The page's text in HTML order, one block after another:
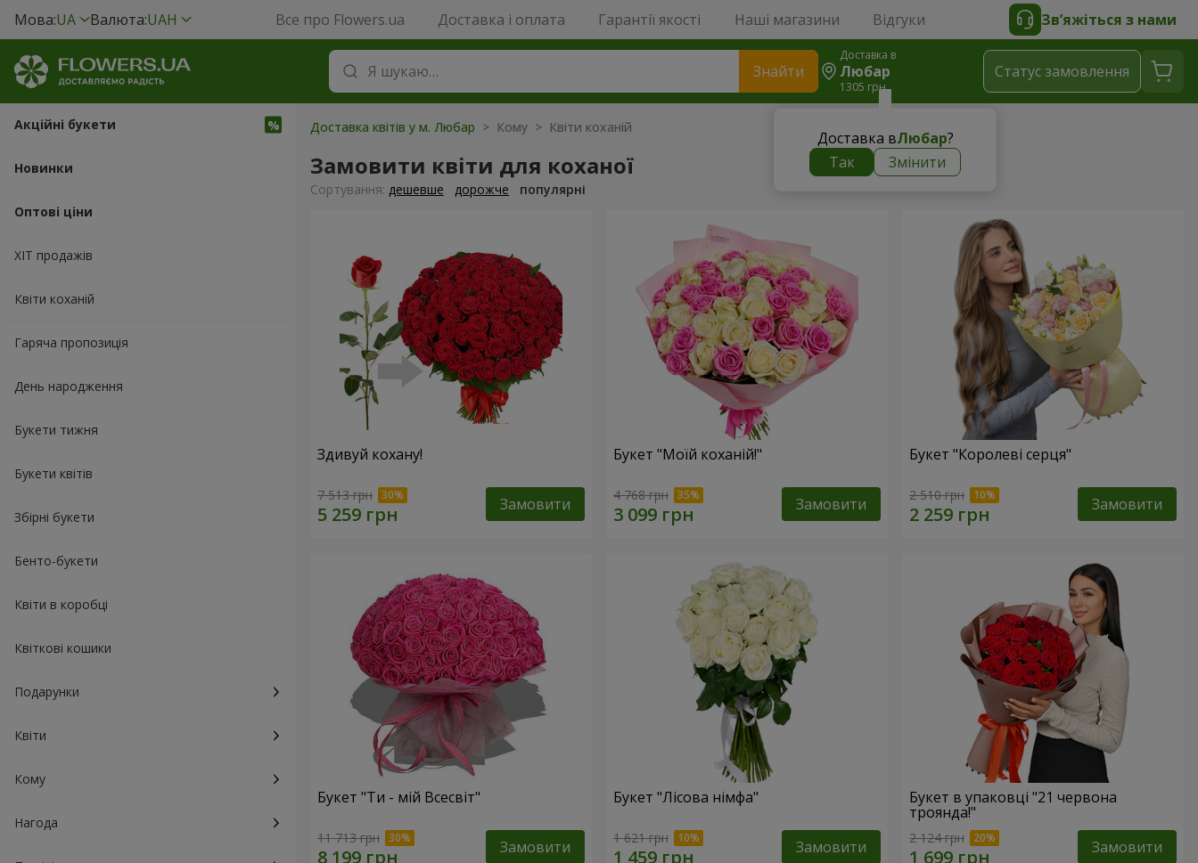
Мова:UA Валюта:UAH Все про Flowers.ua Доставка і оплата Гарантії якості Наші магазини Відгуки Зв’яжіться з нами
Знайти
Доставка в
Любар
1305 грн
Доставка вЛюбар?
Так
Змінити
Статус замовлення
Акційні букети
Новинки
Оптові ціни
ХІТ продажів
Квіти коханій
Гаряча пропозиція
День народження
Букети тижня
Букети квітів
Збірні букети
Бенто-букети
Квіти в коробці
Квіткові кошики
Подарунки
Квіти
Кому
Нагода
Доставка квітів у м. Любар > Кому > Квіти коханій
Замовити квіти для коханої
Сортування: дешевше дорожче популярні
Здивуй кохану!
7 513 грн Замовити
Букет "Моїй коханій!"
4 768 грн Замовити
Букет "Королеві серця"
2 510 грн Замовити
Букет "Ти - мій Всесвіт"
11 713 грн Замовити
Букет "Лісова німфа"
1 621 грн Замовити
Букет в упаковці "21 червона
троянда!"
2 124 грн Замовити